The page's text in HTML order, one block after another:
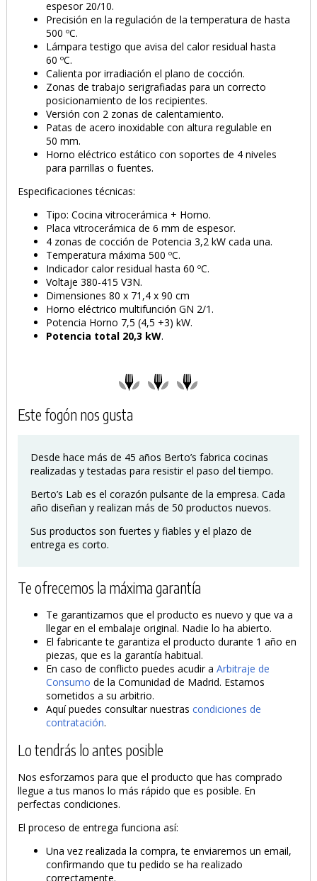
PRODUCTO AÑADIDO AL CARRITO
espesor 20/10.
Precisión en la regulación de la temperatura de hasta
500 ºC.
Lámpara testigo que avisa del calor residual hasta
60 ºC.
Calienta por irradiación el plano de cocción.
Zonas de trabajo serigrafiadas para un correcto
posicionamiento de los recipientes.
Versión con 2 zonas de calentamiento.
Patas de acero inoxidable con altura regulable en
50 mm.
Horno eléctrico estático con soportes de 4 niveles
para parrillas o fuentes.
Especificaciones técnicas:
Tipo: Cocina vitrocerámica + Horno.
Placa vitrocerámica de 6 mm de espesor.
4 zonas de cocción de Potencia 3,2 kW cada una.
Temperatura máxima 500 ºC.
Indicador calor residual hasta 60 ºC.
Voltaje 380-415 V3N.
Dimensiones 80 x 71,4 x 90 cm
Horno eléctrico multifunción GN 2/1.
Potencia Horno 7,5 (4,5 +3) kW.
Potencia total 20,3 kW.
Este fogón nos gusta
Desde hace más de 45 años Berto’s fabrica cocinas
realizadas y testadas para resistir el paso del tiempo.
Berto’s Lab es el corazón pulsante de la empresa. Cada
año diseñan y realizan más de 50 productos nuevos.
Sus productos son fuertes y fiables y el plazo de
entrega es corto.
Te ofrecemos la máxima garantía
Te garantizamos que el producto es nuevo y que va a
llegar en el embalaje original. Nadie lo ha abierto.
El fabricante te garantiza el producto durante 1 año en
piezas, que es la garantía habitual.
En caso de conflicto puedes acudir aArbitraje de
Consumo de la Comunidad de Madrid. Estamos
sometidos a su arbitrio.
Aquí puedes consultar nuestrascondiciones de
contratación.
Lo tendrás lo antes posible
Nos esforzamos para que el producto que has comprado
llegue a tus manos lo más rápido que es posible. En
perfectas condiciones.
El proceso de entrega funciona así:
Una vez realizada la compra, te enviaremos un email,
confirmando que tu pedido se ha realizado
correctamente.